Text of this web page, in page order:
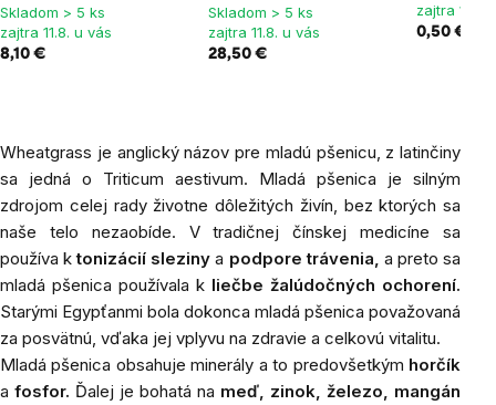
Skladom > 5 ks
zajtra 11.8. u vás
8,10 €
Skladom > 5 ks
zajtra 11.8. u vás
28,50 €
zajtra 11.8.
0,50 €
Wheatgrass je anglický názov pre mladú pšenicu, z latinčiny
sa jedná o Triticum aestivum. Mladá pšenica je silným
zdrojom celej rady životne dôležitých živín, bez ktorých sa
naše telo nezaobíde. V tradičnej čínskej medicíne sa
používa ktonizácií sleziny a podpore trávenia, a preto sa
mladá pšenica používala k liečbe žalúdočných ochorení.
Starými Egypťanmi bola dokonca mladá pšenica považovaná
za posvätnú, vďaka jej vplyvu na zdravie a celkovú vitalitu.
Mladá pšenica obsahuje minerály a to predovšetkým horčík
a fosfor. Ďalej je bohatá na meď, zinok, železo, mangán